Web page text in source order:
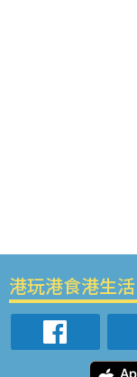
港玩港食港生活